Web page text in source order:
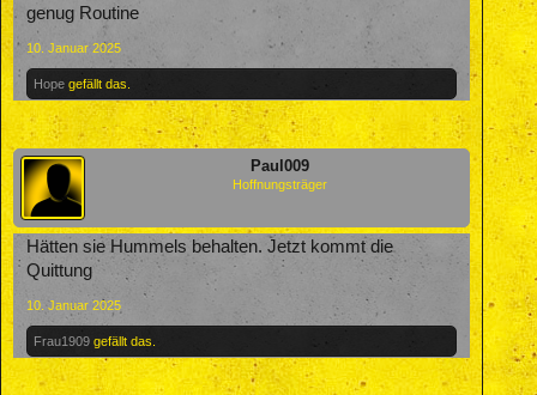
genug Routine
10. Januar 2025
Hope gefällt das.
Paul009
Hoffnungsträger
Hätten sie Hummels behalten. Jetzt kommt die
Quittung
10. Januar 2025
Frau1909 gefällt das.